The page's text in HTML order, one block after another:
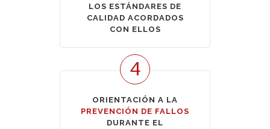
LOS ESTÁNDARES DE
CALIDAD ACORDADOS
CON ELLOS
4
ORIENTACIÓN A LA
PREVENCIÓN DE FALLOS
DURANTE EL